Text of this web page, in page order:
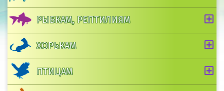
РЫБКАМ, РЕПТИЛИЯМ
ХОРЬКАМ
ПТИЦАМ